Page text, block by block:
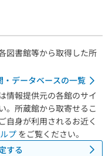
図書館等から取得した所
・データベースの一覧
情報提供元の各館のサイ
。所蔵館から取寄せるこ
自身が利用されるお近く
プ をご覧ください。
する